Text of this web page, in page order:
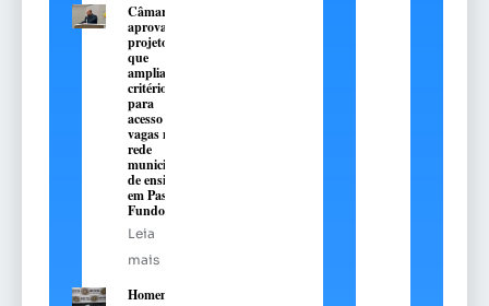
Câmara
aprova
projeto
que
amplia
critérios
para
acesso a
vagas na
rede
municipal
de ensino
em Passo
Fundo
Leia
mais
Homem é